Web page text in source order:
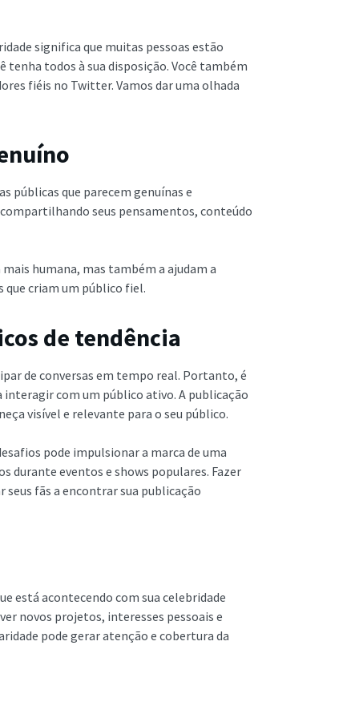
significa que muitas pessoas estão
tenha todos à sua disposição. Você também
fiéis no Twitter. Vamos dar uma olhada
públicas que parecem genuínas e
seus pensamentos, conteúdo
humana, mas também a ajudam a
que criam um público fiel.
de tendência
de conversas em tempo real. Portanto, é
interagir com um público ativo. A publicação
visível e relevante para o seu público.
pode impulsionar a marca de uma
durante eventos e shows populares. Fazer
seus fãs a encontrar sua publicação
está acontecendo com sua celebridade
novos projetos, interesses pessoais e
pode gerar atenção e cobertura da